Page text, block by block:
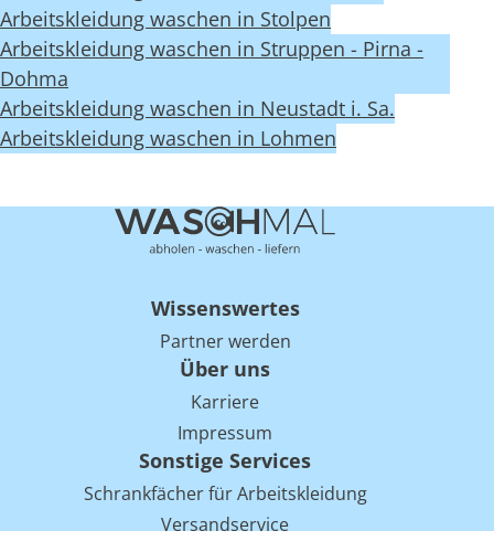
Arbeitskleidung waschen in Stolpen
Arbeitskleidung waschen in Struppen - Pirna -
Dohma
Arbeitskleidung waschen in Neustadt i. Sa.
Arbeitskleidung waschen in Lohmen
Wissenswertes
Partner werden
Über uns
Karriere
Impressum
Sonstige Services
Schrankfächer für Arbeitskleidung
Versandservice